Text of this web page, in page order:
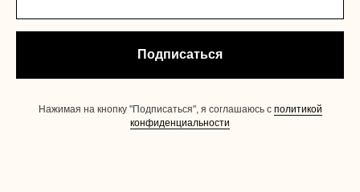
Подписаться
Нажимая на кнопку "Подписаться", я соглашаюсь с политикой
конфиденциальности